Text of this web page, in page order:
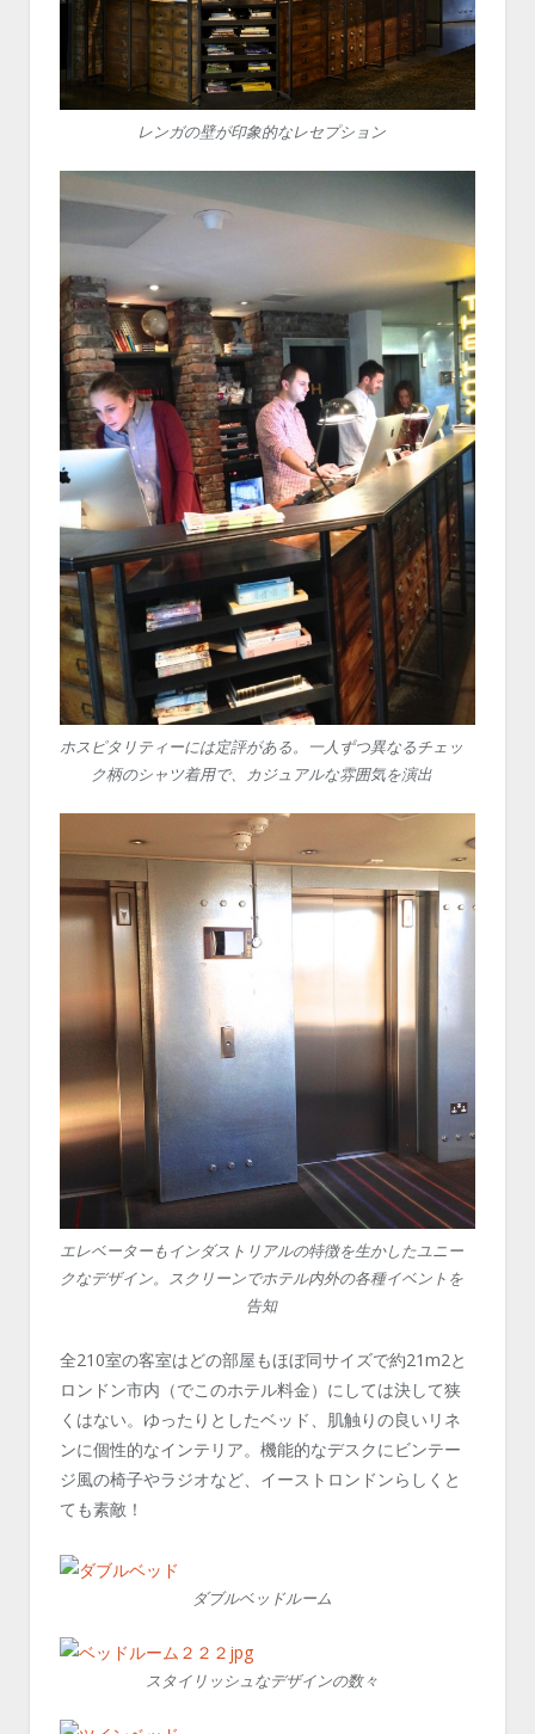
レンガの壁が印象的なレセプション
ホスピタリティーには定評がある。一人ずつ異なるチェッ
ク柄のシャツ着用で、カジュアルな雰囲気を演出
エレベーターもインダストリアルの特徴を生かしたユニー
クなデザイン。スクリーンでホテル内外の各種イベントを
告知
全210室の客室はどの部屋もほぼ同サイズで約21m2と
ロンドン市内（でこのホテル料金）にしては決して狭
くはない。ゆったりとしたベッド、肌触りの良いリネ
ンに個性的なインテリア。機能的なデスクにビンテー
ジ風の椅子やラジオなど、イーストロンドンらしくと
ても素敵！
ダブルベッドルーム
スタイリッシュなデザインの数々